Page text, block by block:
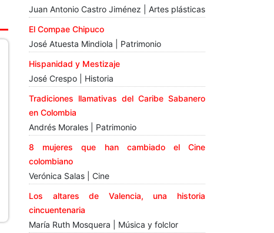
Juan Antonio Castro Jiménez | Artes plásticas
El Compae Chipuco
José Atuesta Mindiola | Patrimonio
Hispanidad y Mestizaje
José Crespo | Historia
Tradiciones llamativas del Caribe Sabanero
en Colombia
Andrés Morales | Patrimonio
8 mujeres que han cambiado el Cine
colombiano
Verónica Salas | Cine
Los altares de Valencia, una historia
cincuentenaria
María Ruth Mosquera | Música y folclor